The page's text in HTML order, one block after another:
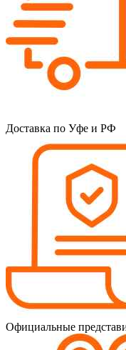
Доставка по Уфе и РФ
Официальные